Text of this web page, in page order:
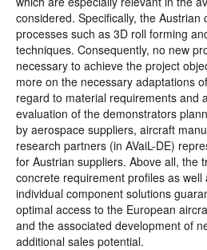
considered. Specifically, the Austrian
processes such as 3D roll forming
techniques. Consequently, no new
necessary to achieve the project
more on the necessary adaptations
regard to material requirements and
evaluation of the demonstrators
by aerospace suppliers, aircraft
research partners (in AVaiL-DE)
for Austrian suppliers. Above all, the
concrete requirement profiles as
individual component solutions
optimal access to the European
and the associated development of
additional sales potential.